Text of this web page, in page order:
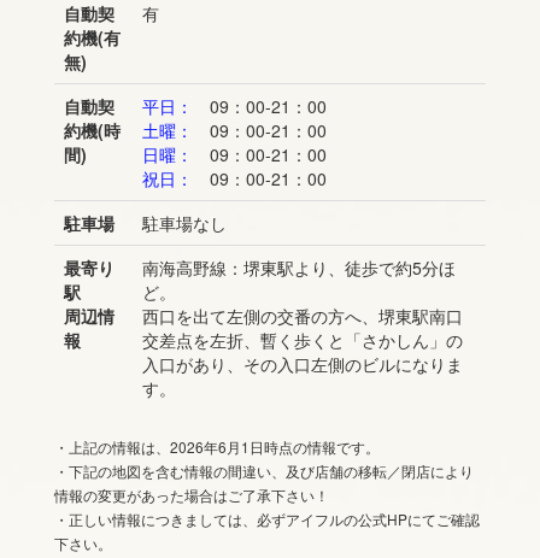
自動契
約機(有
無)
有
自動契
約機(時
間)
平日：
09：00-21：00
土曜：
09：00-21：00
日曜：
09：00-21：00
祝日：
09：00-21：00
駐車場
駐車場なし
最寄り
駅
周辺情
報
南海高野線：堺東駅より、徒歩で約5分ほ
ど。
西口を出て左側の交番の方へ、堺東駅南口
交差点を左折、暫く歩くと「さかしん」の
入口があり、その入口左側のビルになりま
す。
・上記の情報は、2026年6月1日時点の情報です。
・下記の地図を含む情報の間違い、及び店舗の移転／閉店により
情報の変更があった場合はご了承下さい！
・正しい情報につきましては、必ずアイフルの公式HPにてご確認
下さい。